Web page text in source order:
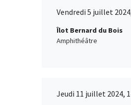
Vendredi 5 juillet
Îlot Bernard du Bois
Amphithéâtre
Jeudi 11 juillet 2024,